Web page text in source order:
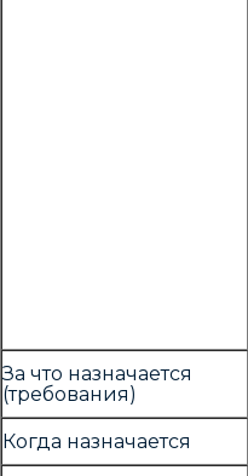
За что назначается
(требования)
Когда назначается